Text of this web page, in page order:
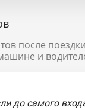
после
и
до самого